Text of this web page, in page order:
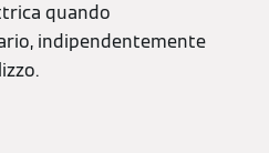
quando
indipendentemente